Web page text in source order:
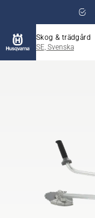
Skog & trädgård
SE, Svenska